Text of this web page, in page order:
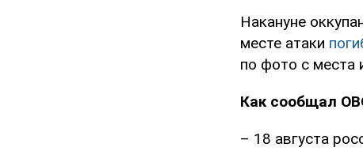
Накануне
месте атаки
по фото с места
Как сообщал
– 18 августа